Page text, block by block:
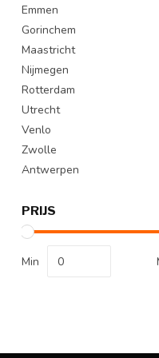
Emmen
Gorinchem
Maastricht
Nijmegen
Rotterdam
Utrecht
Venlo
Zwolle
Antwerpen
PRIJS
Min